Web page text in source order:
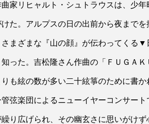
曲家リヒャルト・シュトラウスは、少
た。アルプスの日の出前から夜まで
まざまな『山の顔』が伝わってくる
った。吉松隆さん作曲の「ＦＵＧＡ
りも絃の数が多い二十絃箏のために書
弦楽団によるニューイヤーコンサー
り広げられ、その幽玄さに思いがけ